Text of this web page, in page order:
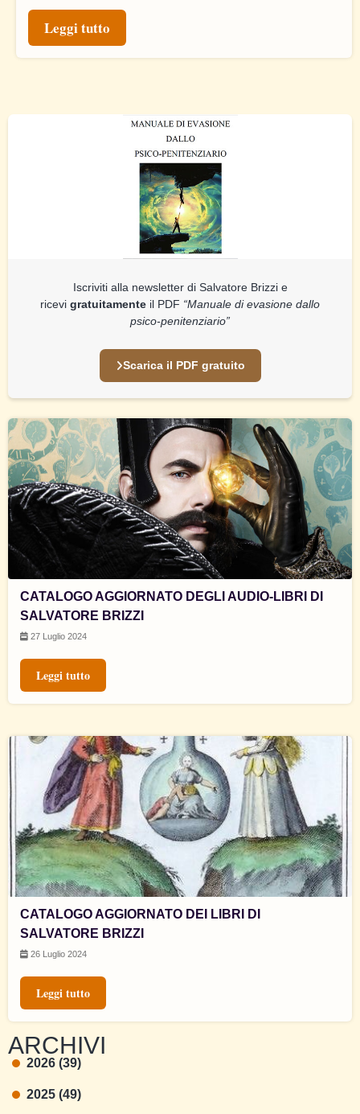
Iscriviti alla newsletter di Salvatore Brizzi e
ricevi gratuitamente il PDF “Manuale di evasione dallo
psico-penitenziario”
Scarica il PDF gratuito
CATALOGO AGGIORNATO DEGLI AUDIO-LIBRI DI
SALVATORE BRIZZI
27 Luglio 2024
Leggi tutto
CATALOGO AGGIORNATO DEI LIBRI DI
SALVATORE BRIZZI
26 Luglio 2024
Leggi tutto
ARCHIVI
2026 (39)
2025 (49)
Leggi tutto